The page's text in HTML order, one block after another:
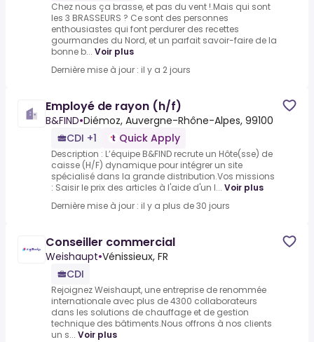
Chez nous ça brasse, et pas du vent !.Mais qui sont
les 3 BRASSEURS ? Ce sont des personnes
enthousiastes qui font perdurer des recettes
gourmandes du Nord, et un parfait savoir-faire de la
bonne b... Voir plus
Dernière mise à jour : il y a 2 jours
Employé de rayon (h/f)
B&FIND•Diémoz, Auvergne-Rhône-Alpes, 99100
CDI +1
Quick Apply
Description : L’équipe B&FIND recrute un Hôte(sse) de
caisse (H/F) dynamique pour intégrer un site
spécialisé dans la grande distribution.Vos missions
: Saisir le prix des articles à l'aide d'un l... Voir plus
Dernière mise à jour : il y a plus de 30 jours
Conseiller commercial
Weishaupt•Vénissieux, FR
CDI
Rejoignez Weishaupt, une entreprise de renommée
internationale avec plus de 4300 collaborateurs
dans les solutions de chauffage et de gestion
technique des bâtiments.Nous offrons à nos clients
un s... Voir plus